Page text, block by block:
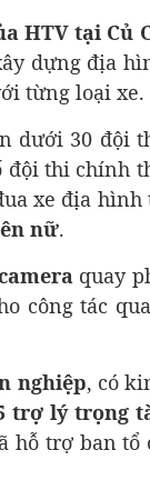
HTV tại Củ
dựng địa
từng loại xe.
dưới 30 đội
đội thi chính
xe địa hình
nữ.
quay
công tác
nghiệp, có
trợ lý trọng
hỗ trợ ban tổ